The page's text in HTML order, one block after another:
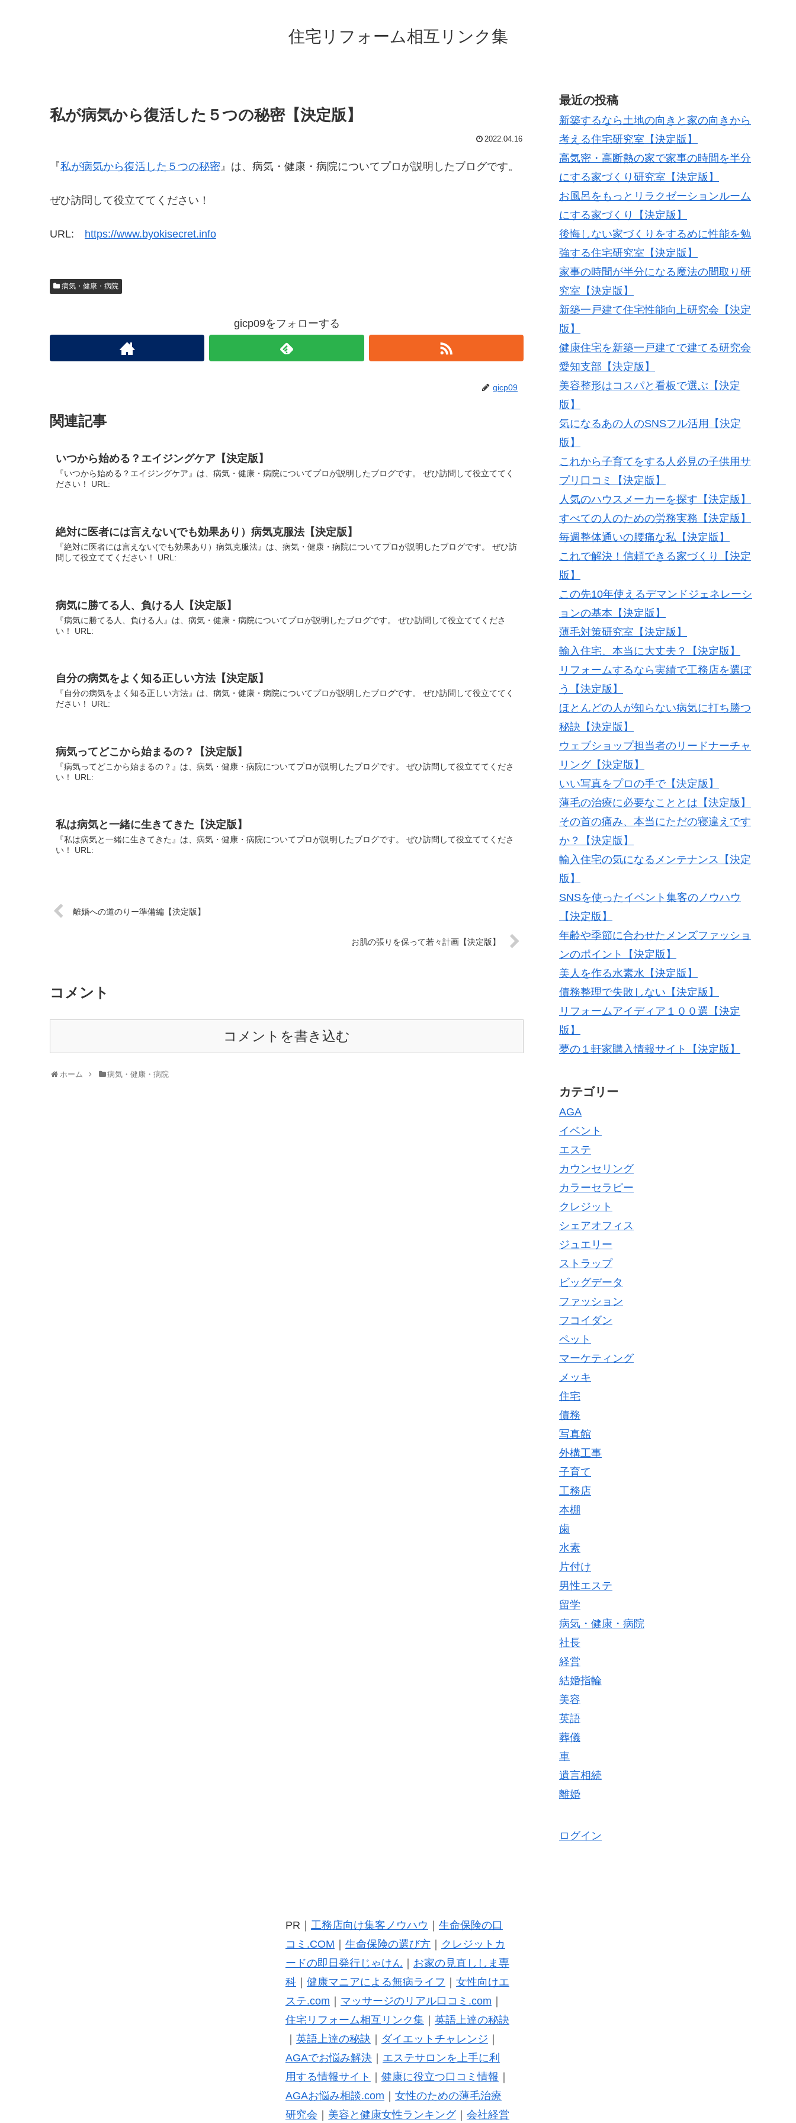
住宅リフォーム相互リンク集
私が病気から復活した５つの秘密【決定版】
2022.04.16
『私が病気から復活した５つの秘密 』は、病気・健康・病院についてプロが説明したブログです。
ぜひ訪問して役立ててください！
URL: https://www.byokisecret.info
病気・健康・病院
gicp09をフォローする
gicp09
関連記事
いつから始める？エイジングケア【決定版】
『いつから始める？エイジングケア』は、病気・健康・病院についてプロが説明したブログです。 ぜひ訪問して役立ててく
ださい！ URL:
絶対に医者には言えない(でも効果あり）病気克服法【決定版】
『絶対に医者には言えない(でも効果あり）病気克服法』は、病気・健康・病院についてプロが説明したブログです。 ぜひ訪
問して役立ててください！ URL:
病気に勝てる人、負ける人【決定版】
『病気に勝てる人、負ける人』は、病気・健康・病院についてプロが説明したブログです。 ぜひ訪問して役立ててくださ
い！ URL:
自分の病気をよく知る正しい方法【決定版】
『自分の病気をよく知る正しい方法』は、病気・健康・病院についてプロが説明したブログです。 ぜひ訪問して役立ててく
ださい！ URL:
病気ってどこから始まるの？【決定版】
『病気ってどこから始まるの？』は、病気・健康・病院についてプロが説明したブログです。 ぜひ訪問して役立ててくださ
い！ URL:
私は病気と一緒に生きてきた【決定版】
『私は病気と一緒に生きてきた』は、病気・健康・病院についてプロが説明したブログです。 ぜひ訪問して役立ててくださ
い！ URL:
離婚への道のりー準備編【決定版】
お肌の張りを保って若々計画【決定版】
コメント
コメントを書き込む
ホーム 病気・健康・病院
最近の投稿
新築するなら土地の向きと家の向きから
考える住宅研究室【決定版】
高気密・高断熱の家で家事の時間を半分
にする家づくり研究室【決定版】
お風呂をもっとリラクゼーションルーム
にする家づくり【決定版】
後悔しない家づくりをするめに性能を勉
強する住宅研究室【決定版】
家事の時間が半分になる魔法の間取り研
究室【決定版】
新築一戸建て住宅性能向上研究会【決定
版】
健康住宅を新築一戸建てで建てる研究会
愛知支部【決定版】
美容整形はコスパと看板で選ぶ【決定
版】
気になるあの人のSNSフル活用【決定
版】
これから子育てをする人必見の子供用サ
プリ口コミ【決定版】
人気のハウスメーカーを探す【決定版】
すべての人のための労務実務【決定版】
毎週整体通いの腰痛な私【決定版】
これで解決！信頼できる家づくり【決定
版】
この先10年使えるデマンドジェネレーシ
ョンの基本【決定版】
薄毛対策研究室【決定版】
輸入住宅、本当に大丈夫？【決定版】
リフォームするなら実績で工務店を選ぼ
う【決定版】
ほとんどの人が知らない病気に打ち勝つ
秘訣【決定版】
ウェブショップ担当者のリードナーチャ
リング【決定版】
いい写真をプロの手で【決定版】
薄毛の治療に必要なこととは【決定版】
その首の痛み、本当にただの寝違えです
か？【決定版】
輸入住宅の気になるメンテナンス【決定
版】
SNSを使ったイベント集客のノウハウ
【決定版】
年齢や季節に合わせたメンズファッショ
ンのポイント【決定版】
美人を作る水素水【決定版】
債務整理で失敗しない【決定版】
リフォームアイディア１００選【決定
版】
夢の１軒家購入情報サイト【決定版】
カテゴリー
AGA
イベント
エステ
カウンセリング
カラーセラピー
クレジット
シェアオフィス
ジュエリー
ストラップ
ビッグデータ
ファッション
フコイダン
ペット
マーケティング
メッキ
住宅
債務
写真館
外構工事
子育て
工務店
本棚
歯
水素
片付け
男性エステ
留学
病気・健康・病院
社長
経営
結婚指輪
美容
英語
葬儀
車
遺言相続
離婚
ログイン
PR｜ 工務店向け集客ノウハウ
生命保険の口
コミ.COM
生命保険の選び方｜
クレジットカ
ードの即日発行じゃけん
お家の見直ししま専
科｜ 健康マニアによる無病ライフ
女性向けエ
ステ.com
マッサージのリアル口コミ.com
住宅リフォーム相互リンク集｜ 英語上達の秘訣
英語上達の秘訣 ダイエットチャレンジ
AGAでお悩み解決｜ エステサロンを上手に利
用する情報サイト
健康に役立つ口コミ情報
AGAお悩み相談.com
女性のための薄毛治療
研究会
美容と健康女性ランキング｜ 会社経営